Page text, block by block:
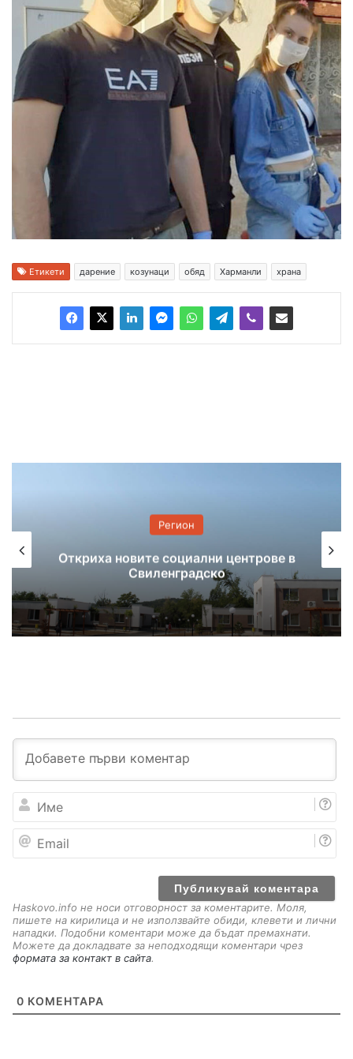
Етикети дарение козунаци обяд Харманли храна
Регион
ОбС-Минерални бани по разследване
за злоупотреби с евросредства
И
е
a
Haskovo.info не носи отговорност за коментарите. Моля,
пишете на кирилица и не използвайте обиди, клевети и лични
нападки. Подобни коментари може да бъдат премахнати.
Можете да докладвате за неподходящи коментари чрез
формата за контакт в сайта.
0 КОМЕНТАРА